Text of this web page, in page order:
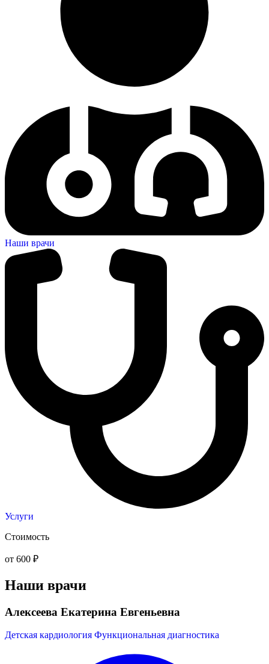
Наши врачи
Услуги
Стоимость
от 600 ₽
Наши врачи
Алексеева Екатерина Евгеньевна
Детская кардиология Функциональная диагностика